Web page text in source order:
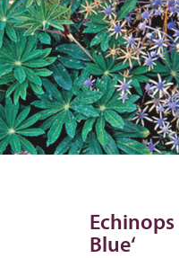
Echinops
Blue‘